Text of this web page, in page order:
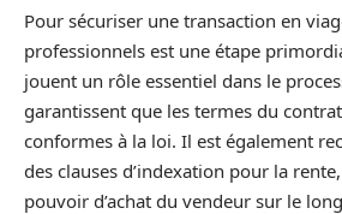
Pour sécuriser une transaction en
professionnels est une étape
jouent un rôle essentiel dans le
garantissent que les termes du
conformes à la loi. Il est également
des clauses d’indexation pour la
pouvoir d’achat du vendeur sur le